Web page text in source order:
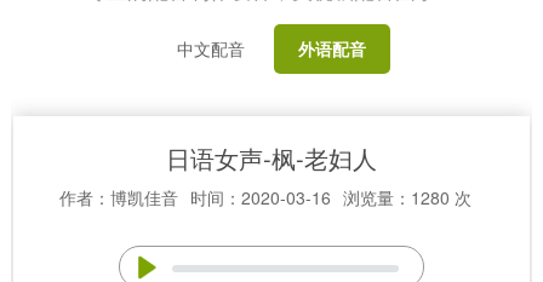
中文配音 外语配音
日语女声-枫-老妇人
作者：博凯佳音 时间：2020-03-16 浏览量：1280 次